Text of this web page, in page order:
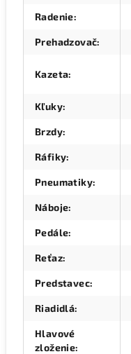
Radenie:
Prehadzovač:
Kazeta:
Kľuky:
Brzdy:
Ráfiky:
Pneumatiky:
Náboje:
Pedále:
Reťaz:
Predstavec:
Riadidlá:
Hlavové
zloženie: